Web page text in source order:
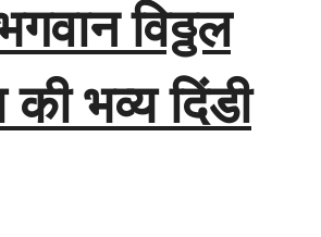
विठ्ठल
भव्य दिंडी